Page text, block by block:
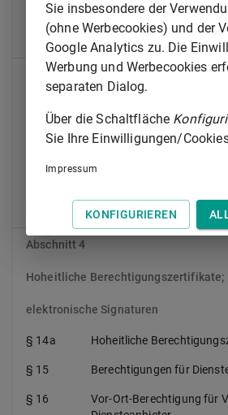
§ 10 Informationspflichten
§ 11 Datenerfassung, -prüfung
Abschnitt 3
§ 12 Elektronischer
§ 13 Vor-Ort-Auslesen
Identitätsnachweises
Abschnitt 4
Hoheitliche Berechtigungszertifikate;
elektronische Signaturen
§ 14a Hoheitliche
§ 15 Berechtigungen für
§ 16
Vor-Ort-Berechtigung für
Sie insbesondere der
(ohne Werbecookies) und der
Google Analytics zu. Die
Werbung und Werbecookies
separaten Dialog.
Über die Schaltfläche
Sie Ihre Einwilligungen/
Impressum
KONFIGURIEREN